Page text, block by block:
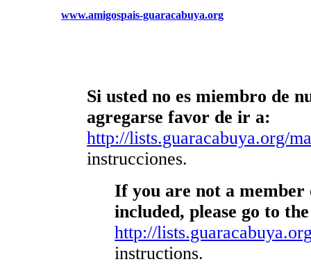
www.amigospais-guaracabuya.org
Si usted no es miembro de
agregarse favor de ir a:
http://lists.guaracabuya.org/
instrucciones.
If you are not a
included, please go to
http://
instructions.